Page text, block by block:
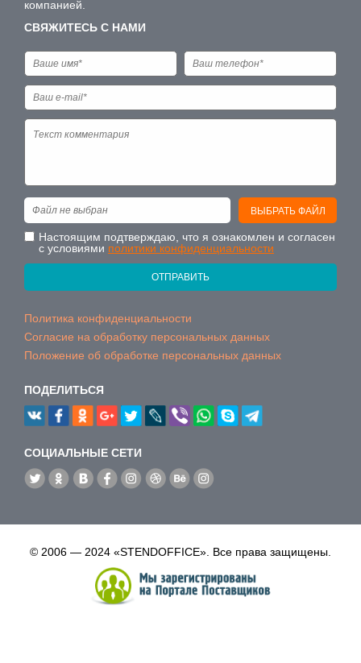
компанией.
СВЯЖИТЕСЬ С НАМИ
ВЫБРАТЬ ФАЙЛ
Файл не выбран
Настоящим подтверждаю, что я ознакомлен и согласен
с условиями политики конфиденциальности
ОТПРАВИТЬ
Политика конфиденциальности
Согласие на обработку персональных данных
Положение об обработке персональных данных
ПОДЕЛИТЬСЯ
CОЦИАЛЬНЫЕ СЕТИ
© 2006 — 2024 «STENDOFFICE». Все права защищены.